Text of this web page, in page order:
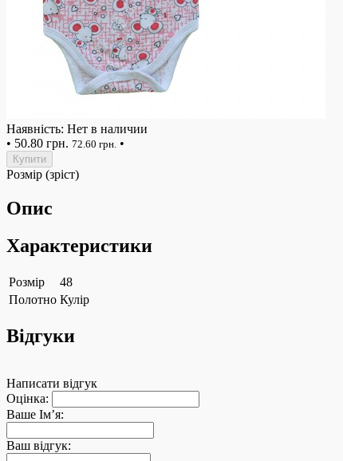
Наявність: Нет в наличии
• 50.80 грн. 72.60 грн. •
Купити
Розмір (зріст)
Опис
Характеристики
Розмір
48
Полотно Кулір
Відгуки
Написати відгук
Оцінка:
Ваше Ім’я:
Ваш відгук: